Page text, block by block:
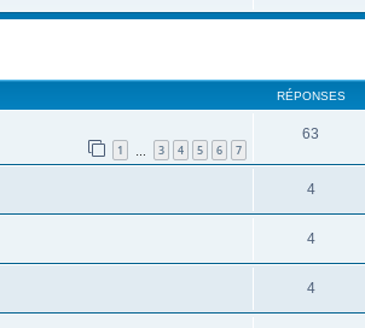
RÉPONSES
1 3 4 5 6 7
63
4
4
4